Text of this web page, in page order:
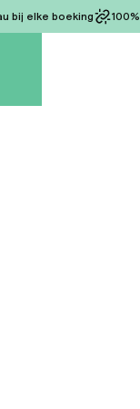
bij elke boeking 100%